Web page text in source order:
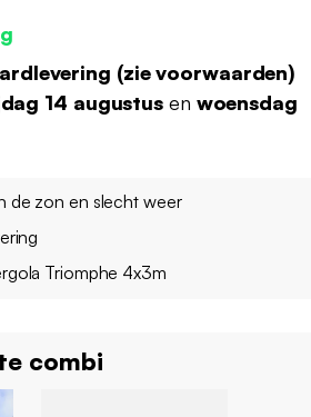
(zie voorwaarden)
14 augustus en woensdag
de zon en slecht weer
Triomphe 4x3m
combi